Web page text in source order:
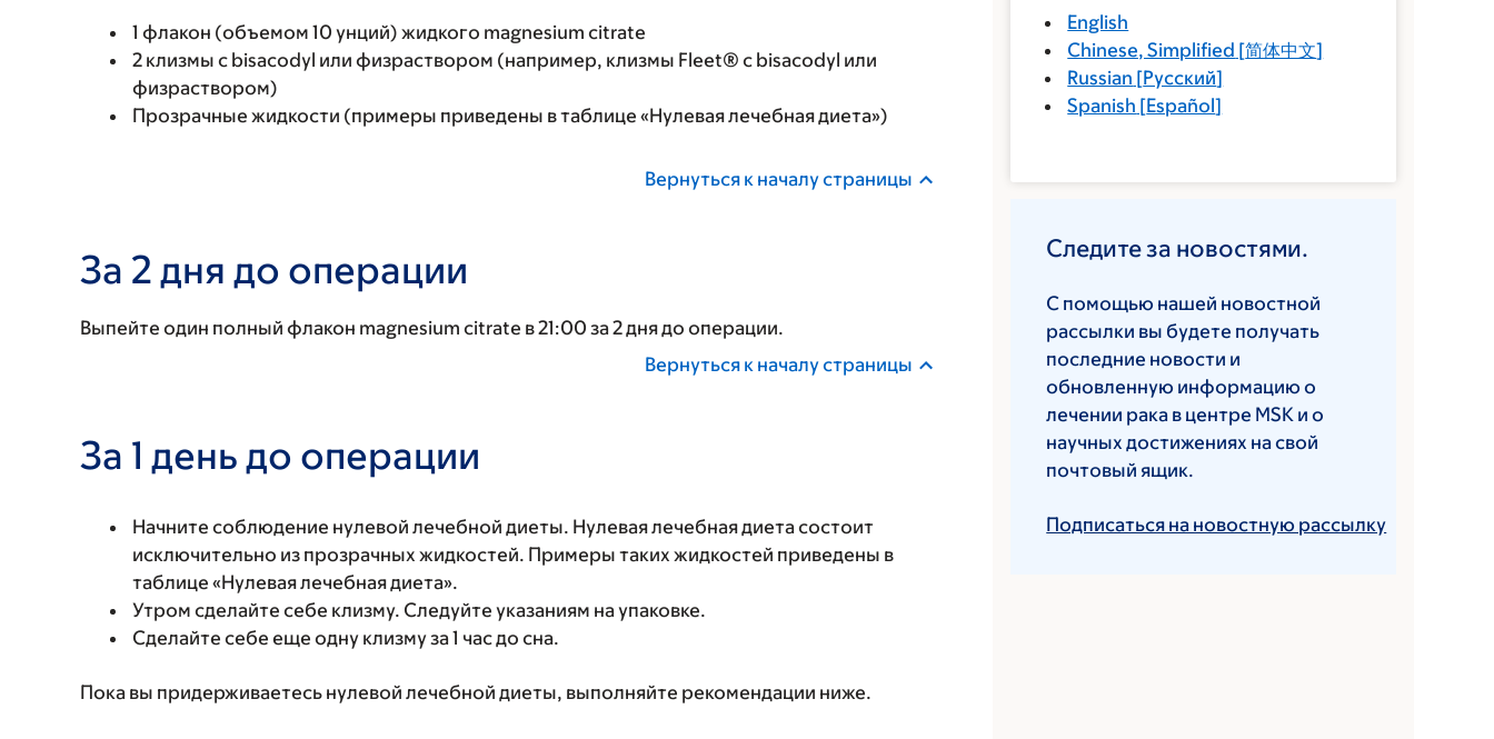
1 флакон (объемом 10 унций) жидкого magnesium citrate
2 клизмы с bisacodyl или физраствором (например, клизмы Fleet® с bisacodyl или
физраствором)
Прозрачные жидкости (примеры приведены в таблице «Нулевая лечебная диета»)
Вернуться к началу страницы
За 2 дня до операции
Выпейте один полный флакон magnesium citrate в 21:00 за 2 дня до операции.
Вернуться к началу страницы
За 1 день до операции
Начните соблюдение нулевой лечебной диеты. Нулевая лечебная диета состоит
исключительно из прозрачных жидкостей. Примеры таких жидкостей приведены в
таблице «Нулевая лечебная диета».
Утром сделайте себе клизму. Следуйте указаниям на упаковке.
Сделайте себе еще одну клизму за 1 час до сна.
Пока вы придерживаетесь нулевой лечебной диеты, выполняйте рекомендации ниже.
English
Chinese, Simplified [简体中文]
Russian [Русский]
Spanish [Español]
Следите за новостями.
С помощью нашей новостной
рассылки вы будете получать
последние новости и
обновленную информацию о
лечении рака в центре MSK и о
научных достижениях на свой
почтовый ящик.
Подписаться на новостную рассылку